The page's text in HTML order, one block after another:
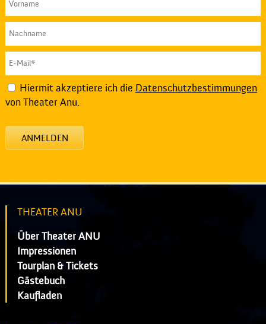
Hiermit akzeptiere ich die Datenschutzbestimmungen
von Theater Anu.
ANMELDEN
THEATER ANU
Über Theater ANU
Impressionen
Tourplan & Tickets
Gästebuch
Kaufladen